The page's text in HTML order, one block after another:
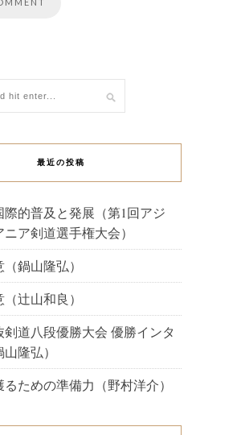
最近の投稿
際的普及と発展（第1回アジ
ア剣道選手権大会）
鍋山隆弘）
辻山和良）
道八段優勝大会 優勝インタ
隆弘）
ための準備力（野村洋介）